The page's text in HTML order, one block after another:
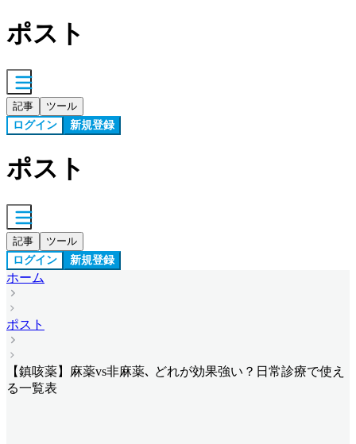
ポスト
記事 ツール
ログイン 新規登録
ポスト
記事 ツール
ログイン 新規登録
ホーム
ポスト
【鎮咳薬】麻薬vs非麻薬､ どれが効果強い？日常診療で使え
る一覧表